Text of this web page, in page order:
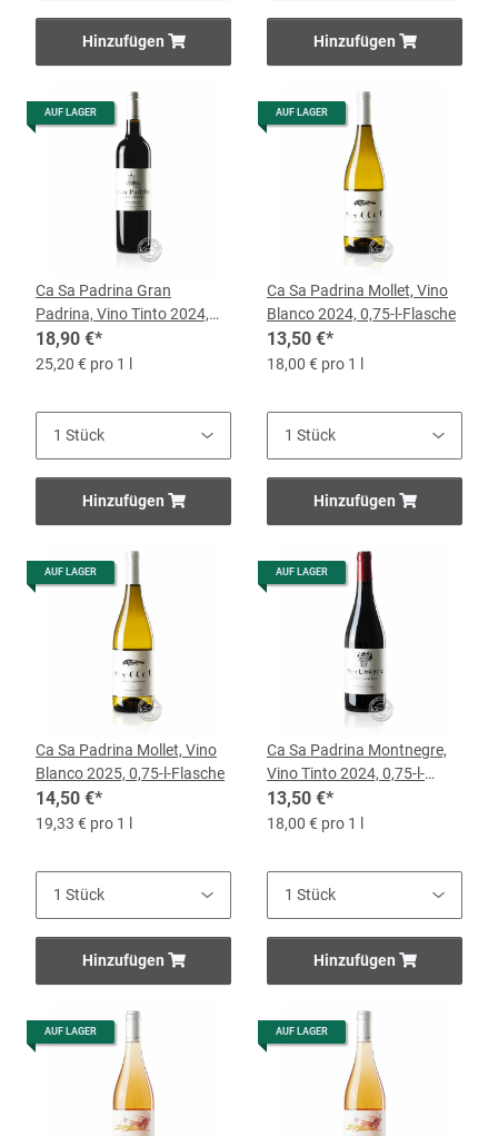
Hinzufügen Hinzufügen
AUF LAGER
Ca Sa Padrina Gran
Padrina, Vino Tinto 2024,
0,75-l-Flasche
18,90 €*
25,20 € pro 1 l
Hinzufügen
AUF LAGER
Ca Sa Padrina Mollet, Vino
Blanco 2024, 0,75-l-Flasche
13,50 €*
18,00 € pro 1 l
Hinzufügen
AUF LAGER
Ca Sa Padrina Mollet, Vino
Blanco 2025, 0,75-l-Flasche
14,50 €*
19,33 € pro 1 l
Hinzufügen
AUF LAGER
Ca Sa Padrina Montnegre,
Vino Tinto 2024, 0,75-l-
Flasche
13,50 €*
18,00 € pro 1 l
Hinzufügen
AUF LAGER AUF LAGER